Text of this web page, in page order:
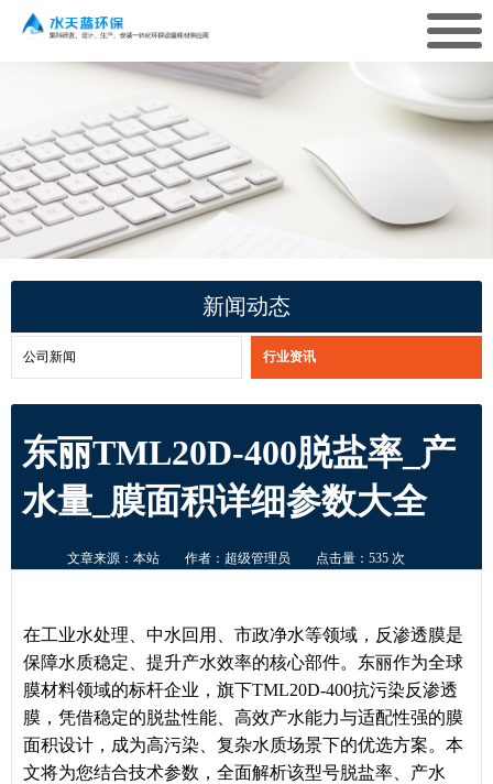
新闻动态
公司新闻 行业资讯
东丽TML20D-400脱盐率_产
水量_膜面积详细参数大全
文章来源：本站 作者：超级管理员 点击量：535 次
在工业水处理、中水回用、市政净水等领域，反渗透膜是
保障水质稳定、提升产水效率的核心部件。东丽作为全球
膜材料领域的标杆企业，旗下TML20D-400抗污染反渗透
膜，凭借稳定的脱盐性能、高效产水能力与适配性强的膜
面积设计，成为高污染、复杂水质场景下的优选方案。本
文将为您结合技术参数，全面解析该型号脱盐率、产水